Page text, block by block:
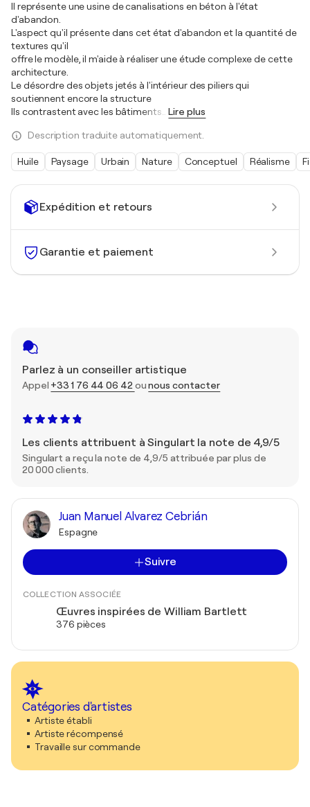
Expédition et retours
Garantie et paiement
Parlez à un conseiller artistique
Appel +33 1 76 44 06 42ounous contacter
Les clients attribuent à Singulart la note de 4,9/5
Singulart a reçu la note de 4,9/5 attribuée par plus de
20 000 clients.
Juan Manuel Alvarez Cebrián
Espagne
Suivre
COLLECTION ASSOCIÉE
Œuvres inspirées de William Bartlett
376 pièces
Catégories d'artistes
Artiste établi
Artiste récompensé
Travaille sur commande
Il représente une usine de canalisations en béton à l'état
d'abandon.
L'aspect qu'il présente dans cet état d'abandon et la quantité de
textures qu'il
offre le modèle, il m'aide à réaliser une étude complexe de cette
architecture.
Le désordre des objets jetés à l'intérieur des piliers qui
soutiennent encore la structure
Ils contrastent avec les bâtiments… Lire plus
Description traduite automatiquement.
Huile Paysage Urbain Nature Conceptuel Réalisme